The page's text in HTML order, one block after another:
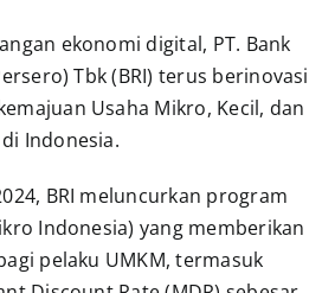
ekonomi digital, PT. Bank
Tbk (BRI) terus berinovasi
Usaha Mikro, Kecil, dan
Indonesia.
BRI meluncurkan program
Indonesia) yang memberikan
pelaku UMKM, termasuk